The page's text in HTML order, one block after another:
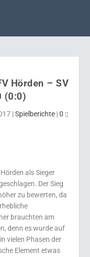
Hörden – SV
(0:0)
|Spielberichte |0
als Sieger
Der Sieg
zu bewerten, da
brauchten am
denn es wurde auf
vielen Phasen der
Element etwas